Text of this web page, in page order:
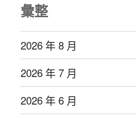
彙整
2026 年 8 月
2026 年 7 月
2026 年 6 月